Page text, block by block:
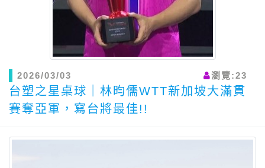
2026/03/03 瀏覽:23
台塑之星桌球｜林昀儒WTT新加坡大滿貫
賽奪亞軍，寫台將最佳!!